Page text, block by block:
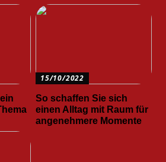
15/10/2022
So schaffen Sie sich
einen Alltag mit Raum für
angenehmere Momente